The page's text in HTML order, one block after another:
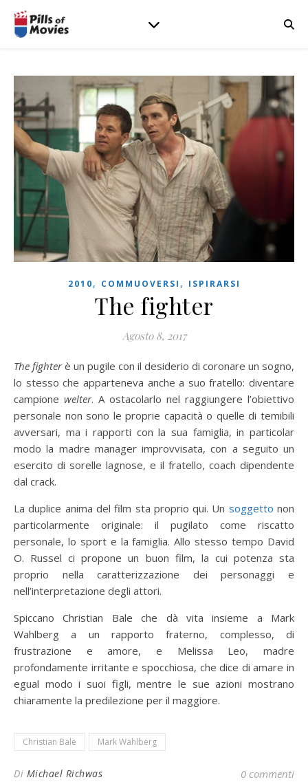
2010, COMMUOVERSI , ISPIRARSI
The fighter
Agosto 8, 2017
The fighterè un pugile con il desiderio di coronare un sogno,
lo stesso che apparteneva anche a suo fratello: diventare
campione welter. A ostacolarlo nel raggiungere l’obiettivo
personale non sono le proprie capacità o quelle di temibili
avversari, ma i rapporti con la sua famiglia, in particolar
modo la madre manager improvvisata, con a seguito un
esercito di sorelle lagnose, e il fratello, coach dipendente
dal crack.
La duplice anima del film sta proprio qui. Un soggetto non
particolarmente originale: il pugilato come riscatto
personale, lo sport e la famiglia. Allo stesso tempo David
O. Russel ci propone un buon film, la cui potenza sta
proprio nella caratterizzazione dei personaggi e
nell’interpretazione degli attori.
Spiccano Christian Bale che dà vita insieme a Mark
Wahlberg a un rapporto fraterno, complesso, di
frustrazione e amore, e Melissa Leo, madre
profondamente irritante e spocchiosa, che dice di amare in
egual modo i suoi figli, mentre le sue azioni mostrano
chiaramente la predilezione per il maggiore.
Christian Bale Mark Wahlberg
Di Michael Richwas 0 commenti